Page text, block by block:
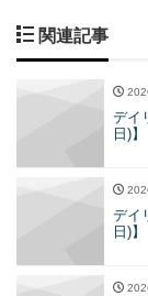
関連記事
デイ
日)】
デイ
日)】